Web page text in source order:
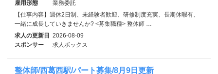
雇用形態
業務委託
【仕事内容】週休2日制、未経験者歓迎、研修制度充実、長期休暇有、
一緒に成長していきませんか? <募集職種> 整体師 …
求人の更新日 2026-08-09
スポンサー
求人ボックス
整体師/西葛西駅/パート募集/8月9日更新